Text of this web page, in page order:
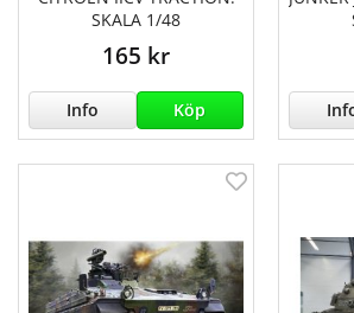
SKALA 1/48
165 kr
Info Köp